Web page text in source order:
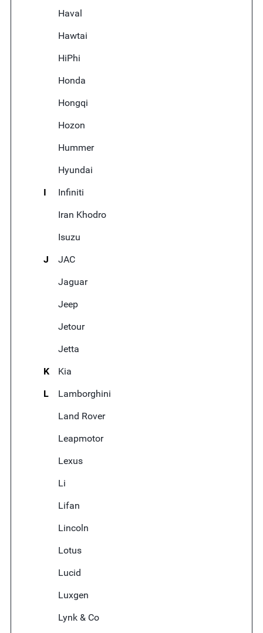
Haval
Hawtai
HiPhi
Honda
Hongqi
Hozon
Hummer
Hyundai
I
Infiniti
Iran Khodro
Isuzu
J
JAC
Jaguar
Jeep
Jetour
Jetta
K
Kia
L
Lamborghini
Land Rover
Leapmotor
Lexus
Li
Lifan
Lincoln
Lotus
Lucid
Luxgen
Lynk & Co